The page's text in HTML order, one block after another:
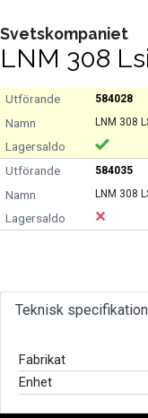
Kontakt
Svetskompaniet
LNM 308 Lsi
584028
LNM 308
584035
LNM 308
Teknisk specifikation
Fabrikat
Enhet